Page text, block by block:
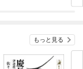
今
もっと見る